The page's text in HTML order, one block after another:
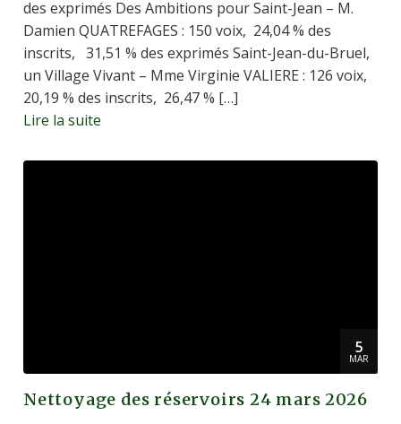
des exprimés Des Ambitions pour Saint-Jean – M.
Damien QUATREFAGES : 150 voix, 24,04 % des
inscrits, 31,51 % des exprimés Saint-Jean-du-Bruel,
un Village Vivant – Mme Virginie VALIERE : 126 voix,
20,19 % des inscrits, 26,47 % […]
Lire la suite
5
MAR
Nettoyage des réservoirs 24 mars 2026